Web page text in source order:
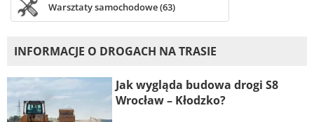
Warsztaty samochodowe (63)
INFORMACJE O DROGACH NA TRASIE
Jak wygląda budowa drogi S8
Wrocław – Kłodzko?